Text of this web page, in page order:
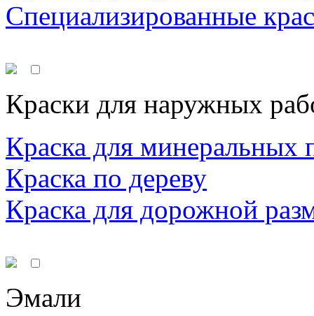
Специализированные
Краски для наружных
Краска для минеральных
Краска по дереву
Краска для дорожной
Эмали